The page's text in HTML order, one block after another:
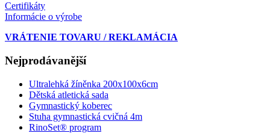
Certifikáty
Informácie o výrobe
VRÁTENIE TOVARU / REKLAMÁCIA
Nejprodávanější
Ultralehká žíněnka 200x100x6cm
Dětská atletická sada
Gymnastický koberec
Stuha gymnastická cvičná 4m
RinoSet® program